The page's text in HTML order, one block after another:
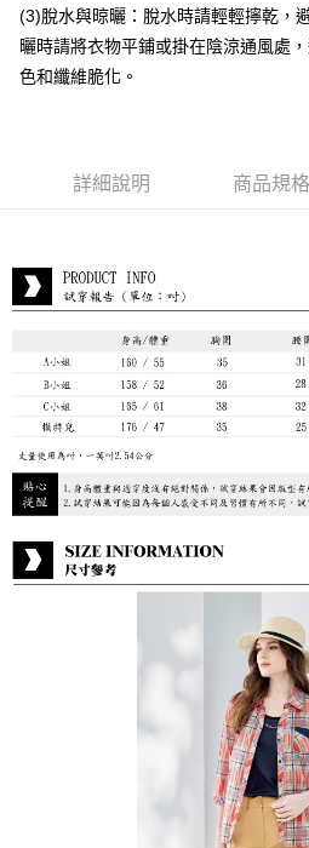
貨到付款
每筆NT$80，滿NT$888(含以上)免運
(3)脫水與晾曬：脫水時請輕輕擰乾，
曬時請將衣物平鋪或掛在陰涼通風處
色和纖維脆化。
詳細說明 商品規格